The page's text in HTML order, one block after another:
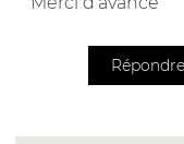
Répondre